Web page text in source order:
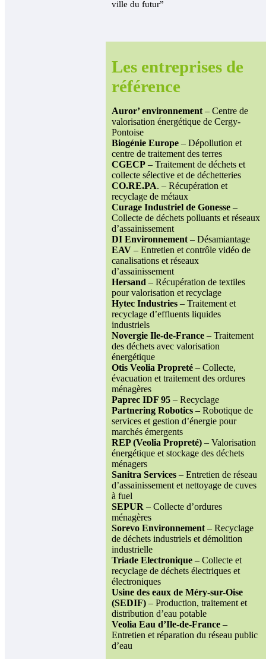
ville du futur”
Les entreprises de
référence
Auror’ environnement – Centre de
valorisation énergétique de Cergy-
Pontoise
Biogénie Europe – Dépollution et
centre de traitement des terres
CGECP – Traitement de déchets et
collecte sélective et de déchetteries
CO.RE.PA. – Récupération et
recyclage de métaux
Curage Industriel de Gonesse –
Collecte de déchets polluants et réseaux
d’assainissement
DI Environnement – Désamiantage
EAV – Entretien et contrôle vidéo de
canalisations et réseaux
d’assainissement
Hersand – Récupération de textiles
pour valorisation et recyclage
Hytec Industries – Traitement et
recyclage d’effluents liquides
industriels
Novergie Ile-de-France – Traitement
des déchets avec valorisation
énergétique
Otis Veolia Propreté – Collecte,
évacuation et traitement des ordures
ménagères
Paprec IDF 95 – Recyclage
Partnering Robotics – Robotique de
services et gestion d’énergie pour
marchés émergents
REP (Veolia Propreté) – Valorisation
énergétique et stockage des déchets
ménagers
Sanitra Services – Entretien de réseau
d’assainissement et nettoyage de cuves
à fuel
SEPUR – Collecte d’ordures
ménagères
Sorevo Environnement – Recyclage
de déchets industriels et démolition
industrielle
Triade Electronique – Collecte et
recyclage de déchets électriques et
électroniques
Usine des eaux de Méry-sur-Oise
(SEDIF) – Production, traitement et
distribution d’eau potable
Veolia Eau d’Ile-de-France –
Entretien et réparation du réseau public
d’eau